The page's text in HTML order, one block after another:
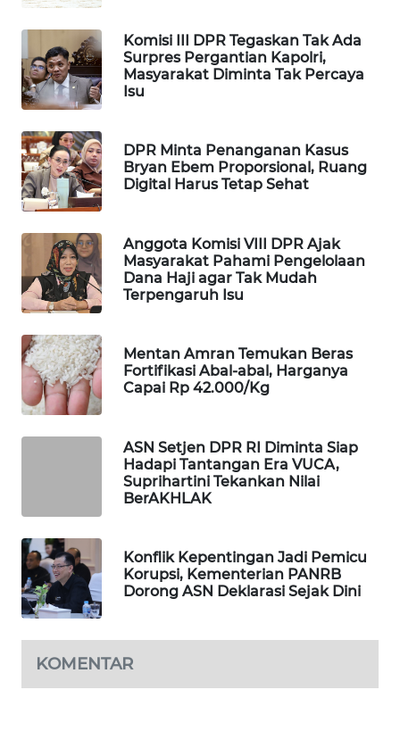
Komisi III DPR Tegaskan Tak Ada
Surpres Pergantian Kapolri,
Masyarakat Diminta Tak Percaya
Isu
DPR Minta Penanganan Kasus
Bryan Ebem Proporsional, Ruang
Digital Harus Tetap Sehat
Anggota Komisi VIII DPR Ajak
Masyarakat Pahami Pengelolaan
Dana Haji agar Tak Mudah
Terpengaruh Isu
Mentan Amran Temukan Beras
Fortifikasi Abal-abal, Harganya
Capai Rp 42.000/Kg
ASN Setjen DPR RI Diminta Siap
Hadapi Tantangan Era VUCA,
Suprihartini Tekankan Nilai
BerAKHLAK
Konflik Kepentingan Jadi Pemicu
Korupsi, Kementerian PANRB
Dorong ASN Deklarasi Sejak Dini
KOMENTAR
WAHANA
ADVOKAT
WAHANA
WAHANA
KONSUMEN
WAHANA
LISTRIK
WAHANA
WAHANA
TV
WAHANANEWS
CO ID
WAHANANEWS
NET